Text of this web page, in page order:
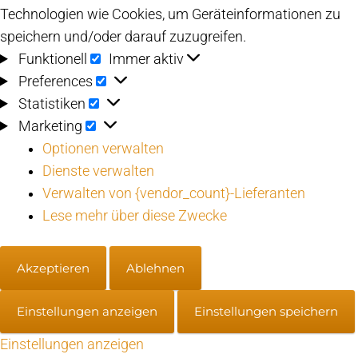
Technologien wie Cookies, um Geräteinformationen zu
speichern und/oder darauf zuzugreifen.
Funktionell
Funktionell
Immer aktiv
Preferences
Preferences
Statistiken Statistiken
Marketing Marketing
Optionen verwalten
Dienste verwalten
Verwalten von {vendor_count}-Lieferanten
Lese mehr über diese Zwecke
Akzeptieren Ablehnen
Einstellungen anzeigen Einstellungen speichern
Einstellungen anzeigen